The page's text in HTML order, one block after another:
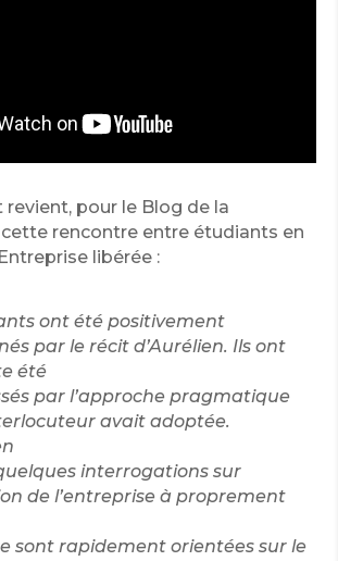
revient, pour le Blog de la
cette rencontre entre étudiants en
libérée :
ont été positivement
par le récit d’Aurélien. Ils ont
été
par l’approche pragmatique
avait adoptée.
interrogations sur
de l’entreprise à proprement
sont rapidement orientées sur le